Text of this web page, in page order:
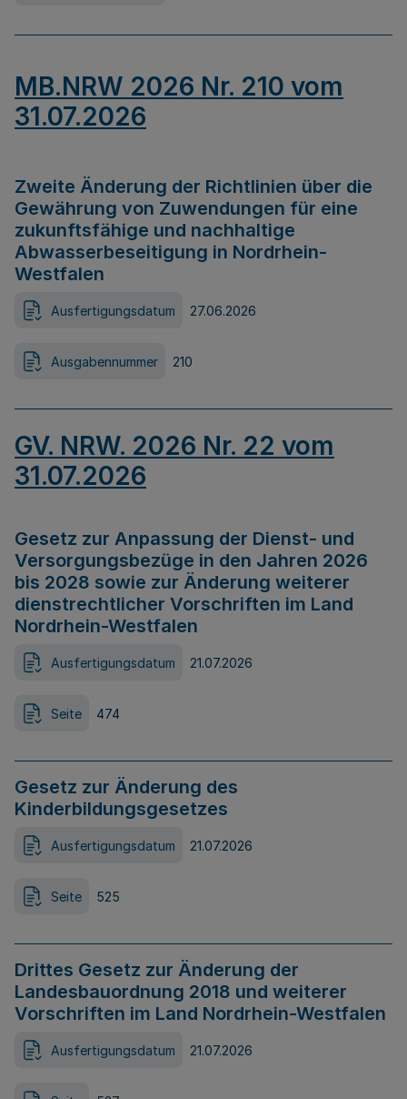
MB.NRW 2026 Nr. 210 vom
31.07.2026
Zweite Änderung der Richtlinien über die
Gewährung von Zuwendungen für eine
zukunftsfähige und nachhaltige
Abwasserbeseitigung in Nordrhein-
Westfalen
Ausfertigungsdatum 27.06.2026
Ausgabennummer 210
GV. NRW. 2026 Nr. 22 vom
31.07.2026
Gesetz zur Anpassung der Dienst- und
Versorgungsbezüge in den Jahren 2026
bis 2028 sowie zur Änderung weiterer
dienstrechtlicher Vorschriften im Land
Nordrhein-Westfalen
Ausfertigungsdatum 21.07.2026
Seite 474
Gesetz zur Änderung des
Kinderbildungsgesetzes
Ausfertigungsdatum 21.07.2026
Seite 525
Drittes Gesetz zur Änderung der
Landesbauordnung 2018 und weiterer
Vorschriften im Land Nordrhein-Westfalen
Ausfertigungsdatum 21.07.2026